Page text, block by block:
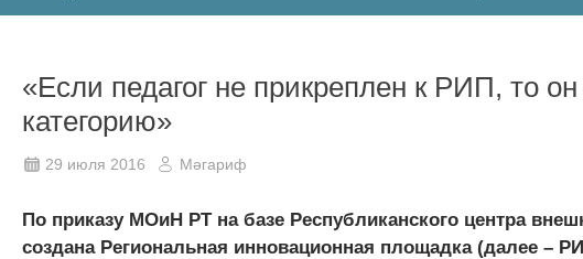
«Если педагог не прикреплен к РИП, то
категорию»
29 июля 2016 Мәгариф
По приказу МОиН РТ на базе Республиканского центра
создана Региональная инновационная площадка (далее –